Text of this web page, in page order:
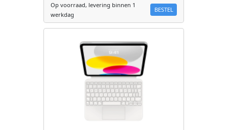
Op voorraad, levering binnen 1
werkdag
BESTEL